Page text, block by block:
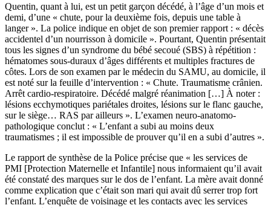
Quentin, quant à lui, est un petit garçon décédé, à l’âge d’un mois et
demi, d’une « chute, pour la deuxième fois, depuis une table à
langer ». La police indique en objet de son premier rapport : « décès
accidentel d’un nourrisson à domicile ». Pourtant, Quentin présentait
tous les signes d’un syndrome du bébé secoué (SBS) à répétition :
hématomes sous-duraux d’âges différents et multiples fractures de
côtes. Lors de son examen par le médecin du SAMU, au domicile, il
est noté sur la feuille d’intervention : « Chute. Traumatisme crânien.
Arrêt cardio-respiratoire. Décédé malgré réanimation […] À noter :
lésions ecchymotiques pariétales droites, lésions sur le flanc gauche,
sur le siège… RAS par ailleurs ». L’examen neuro-anatomo-
pathologique conclut : « L’enfant a subi au moins deux
traumatismes ; il est impossible de prouver qu’il en a subi d’autres ».
Le rapport de synthèse de la Police précise que « les services de
PMI [Protection Maternelle et Infantile] nous informaient qu’il avait
été constaté des marques sur le dos de l’enfant. La mère avait donné
comme explication que c’était son mari qui avait dû serrer trop fort
l’enfant. L’enquête de voisinage et les contacts avec les services